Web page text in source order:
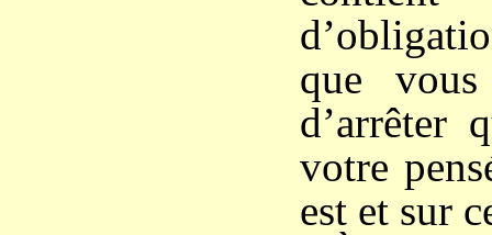
que
d’arrêter
votre
est et sur